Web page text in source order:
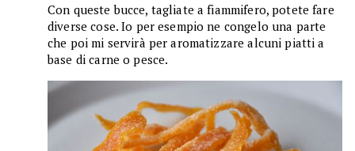
Con queste bucce, tagliate a fiammifero, potete fare
diverse cose. Io per esempio ne congelo una parte
che poi mi servirà per aromatizzare alcuni piatti a
base di carne o pesce.